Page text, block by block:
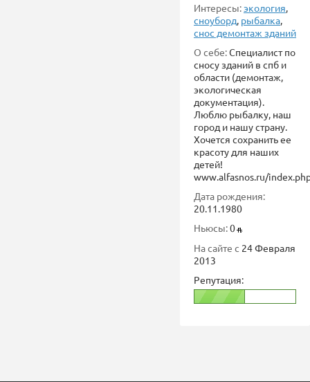
Интересы:экология,
сноуборд, рыбалка,
снос демонтаж зданий
О себе:Специалист по
сносу зданий в спб и
области (демонтаж,
экологическая
документация).
Люблю рыбалку, наш
город и нашу страну.
Хочется сохранить ее
красоту для наших
детей!
www.alfasnos.ru/
Дата рождения:
20.11.1980
Ньюсы:0
На сайте с 24 Февраля
2013
Репутация: